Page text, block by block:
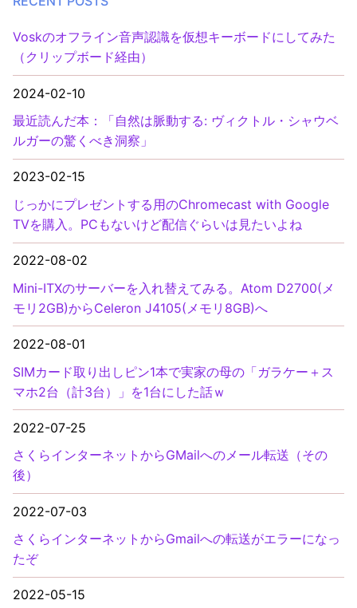
Voskのオフライン音声認識を仮想キーボードにしてみた
（クリップボード経由）
2024-02-10
最近読んだ本：「自然は脈動する: ヴィクトル・シャウベ
ルガーの驚くべき洞察」
2023-02-15
じっかにプレゼントする用のChromecast with Google
TVを購入。PCもないけど配信ぐらいは見たいよね
2022-08-02
Mini-ITXのサーバーを入れ替えてみる。Atom D2700(メ
モリ2GB)からCeleron J4105(メモリ8GB)へ
2022-08-01
SIMカード取り出しピン1本で実家の母の「ガラケー＋ス
マホ2台（計3台）」を1台にした話ｗ
2022-07-25
さくらインターネットからGMailへのメール転送（その
後）
2022-07-03
さくらインターネットからGmailへの転送がエラーになっ
たぞ
2022-05-15